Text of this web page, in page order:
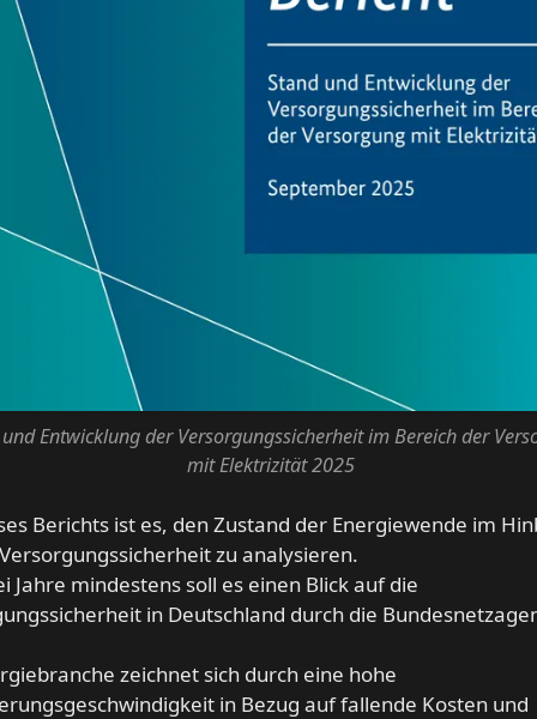
Entwicklung der Versorgungssicherheit im Bereich der
mit Elektrizität 2025
Berichts ist es, den Zustand der Energiewende im
zu analysieren.
Jahre mindestens soll es einen Blick auf die
in Deutschland durch die
zeichnet sich durch eine hohe
in Bezug auf fallende Kosten und